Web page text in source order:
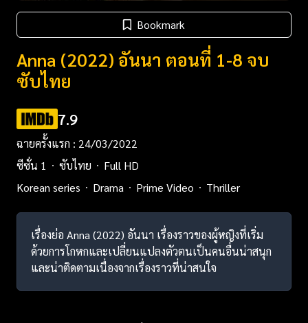
Bookmark
Anna (2022) อันนา ตอนที่ 1-8 จบ
ซับไทย
7.9
ฉายครั้งแรก : 24/03/2022
ซีซั่น 1
ซับไทย
Full HD
Korean series
Drama Prime Video Thriller
เรื่องย่อ Anna (2022) อันนา เรื่องราวของผู้หญิงที่เริ่ม
ด้วยการโกหกและเปลี่ยนแปลงตัวตนเป็นคนอื่นน่าสนุก
และน่าติดตามเนื่องจากเรื่องราวที่น่าสนใจ